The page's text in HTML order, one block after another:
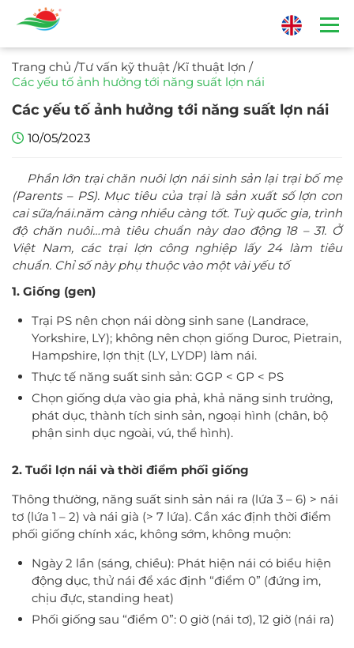
Trang chủ /Tư vấn kỹ thuật /Kĩ thuật lợn /
Các yếu tố ảnh hưởng tới năng suất lợn nái
Các yếu tố ảnh hưởng tới năng suất lợn nái
10/05/2023
Phần lớn trại chăn nuôi lợn nái sinh sản lại trại bố mẹ
(Parents – PS). Mục tiêu của trại là sản xuất số lợn con
cai sữa/nái.năm càng nhiều càng tốt. Tuỳ quốc gia, trình
độ chăn nuôi…mà tiêu chuẩn này dao động 18 – 31. Ở
Việt Nam, các trại lợn công nghiệp lấy 24 làm tiêu
chuẩn. Chỉ số này phụ thuộc vào một vài yếu tố
1. Giống (gen)
Trại PS nên chọn nái dòng sinh sane (Landrace,
Yorkshire, LY); không nên chọn giống Duroc, Pietrain,
Hampshire, lợn thịt (LY, LYDP) làm nái.
Thực tế năng suất sinh sản: GGP < GP < PS
Chọn giống dựa vào gia phả, khả năng sinh trưởng,
phát dục, thành tích sinh sản, ngoại hình (chân, bộ
phận sinh dục ngoài, vú, thể hình).
2. Tuổi lợn nái và thời điểm phối giống
Thông thường, năng suất sinh sản nái ra (lứa 3 – 6) > nái
tơ (lứa 1 – 2) và nái già (> 7 lứa). Cần xác định thời điểm
phối giống chính xác, không sớm, không muộn:
Ngày 2 lần (sáng, chiều): Phát hiện nái có biểu hiện
động dục, thử nái để xác định “điểm 0” (đứng im,
chịu đực, standing heat)
Phối giống sau “điểm 0”: 0 giờ (nái tơ), 12 giờ (nái ra)